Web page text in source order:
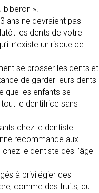
biberon ».
ans ne devraient pas
les dents de votre
n’existe un risque de
se brosser les dents et
de garder leurs dents
que les enfants se
le dentifrice sans
chez le dentiste.
recommande aux
le dentiste dès l’âge
à privilégier des
comme des fruits, du